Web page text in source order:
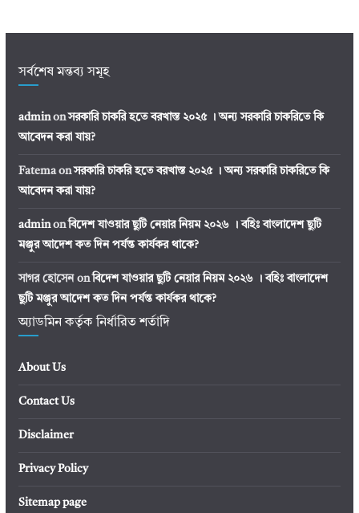
সর্বশেষ মন্তব্য সমূহ
adminonসরকারি চাকরি হতে বরখাস্ত ২০২৫ । অন্য সরকারি চাকরিতে কি
আবেদন করা যায়?
Fatemaonসরকারি চাকরি হতে বরখাস্ত ২০২৫ । অন্য সরকারি চাকরিতে কি
আবেদন করা যায়?
adminonবিদেশ যাওয়ার ছুটি নেয়ার নিয়ম ২০২৬ । বহিঃ বাংলাদেশ ছুটি
মঞ্জুর আদেশ কত দিন পর্যন্ত কার্যকর থাকে?
সাগর হোসেনonবিদেশ যাওয়ার ছুটি নেয়ার নিয়ম ২০২৬ । বহিঃ বাংলাদেশ
ছুটি মঞ্জুর আদেশ কত দিন পর্যন্ত কার্যকর থাকে?
অ্যাডমিন কর্তৃক নির্ধারিত শর্তাদি
About Us
Contact Us
Disclaimer
Privacy Policy
Sitemap page